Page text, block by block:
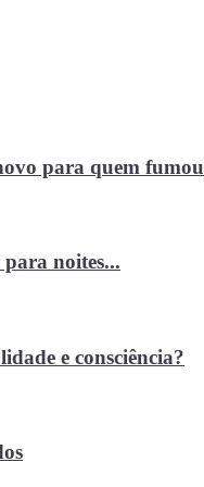
para quem fumou
noites...
e consciência?